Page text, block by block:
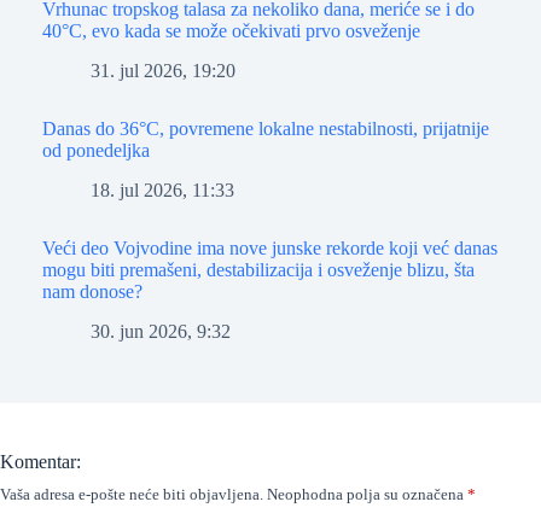
Vrhunac tropskog talasa za nekoliko dana, meriće se i do
40°C, evo kada se može očekivati prvo osveženje
31. jul 2026, 19:20
Danas do 36°C, povremene lokalne nestabilnosti, prijatnije
od ponedeljka
18. jul 2026, 11:33
Veći deo Vojvodine ima nove junske rekorde koji već danas
mogu biti premašeni, destabilizacija i osveženje blizu, šta
nam donose?
30. jun 2026, 9:32
Komentar:
Vaša adresa e-pošte neće biti objavljena. Neophodna polja su označena *